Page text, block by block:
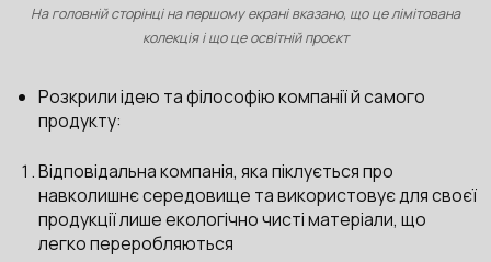
На головній сторінці на першому екрані вказано, що це лімітована
колекція і що це освітній проєкт
Розкрили ідею та філософію компанії й самого
продукту:
Відповідальна компанія, яка піклується про
навколишнє середовище та використовує для своєї
продукції лише екологічно чисті матеріали, що
легко переробляються